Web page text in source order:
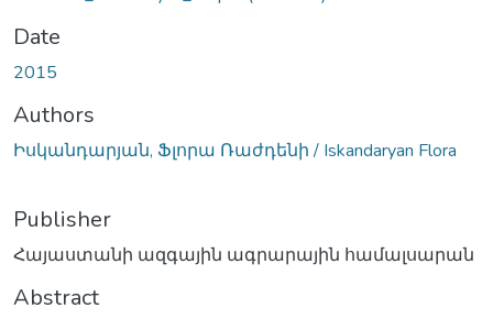
Date
2015
Authors
Իսկանդարյան, Ֆլորա Ռաժդենի / Iskandaryan Flora
Publisher
Հայաստանի ազգային ագրարային համալսարան
Abstract